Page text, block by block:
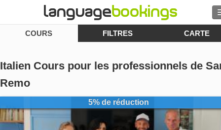
Rechercher
PARCOURIR
Se connecter
COURS FILTRES CARTE
Italien Cours pour les professionnels de
Remo
5% de réduction